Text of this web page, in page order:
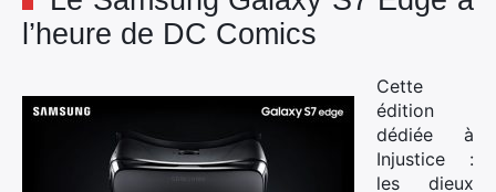
l’heure de DC Comics
Cette
édition
dédiée à
Injustice :
les dieux